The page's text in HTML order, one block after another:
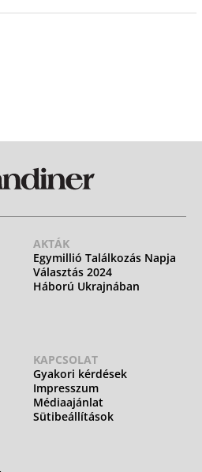
AKTÁK
Egymillió Találkozás Napja
Választás 2024
Háború Ukrajnában
KAPCSOLAT
Gyakori kérdések
Impresszum
Médiaajánlat
Sütibeállítások